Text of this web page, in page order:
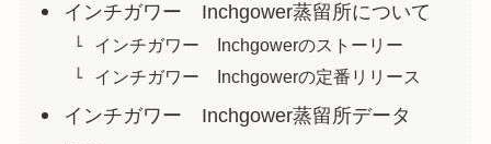
インチガワー Inchgower蒸留所について
インチガワー Inchgowerのストーリー
インチガワー Inchgowerの定番リリース
インチガワー Inchgower蒸留所データ